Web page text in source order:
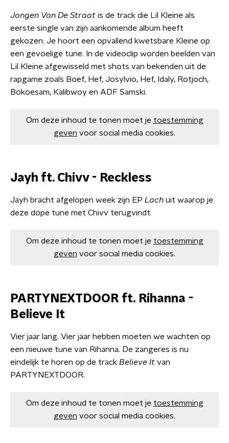
Jongen Van De Straat is de track die Lil Kleine als
eerste single van zijn aankomende album heeft
gekozen. Je hoort een opvallend kwetsbare Kleine op
een gevoelige tune. In de videoclip worden beelden van
Lil Kleine afgewisseld met shots van bekenden uit de
rapgame zoals Boef, Hef, Josylvio, Hef, Idaly, Rotjoch,
Bokoesam, Kalibwoy en ADF Samski.
Om deze inhoud te tonen moet je toestemming
geven voor social media cookies.
Jayh ft. Chivv - Reckless
Jayh bracht afgelopen week zijn EP Lach uit waarop je
deze dope tune met Chivv terugvindt.
Om deze inhoud te tonen moet je toestemming
geven voor social media cookies.
PARTYNEXTDOOR ft. Rihanna -
Believe It
Vier jaar lang. Vier jaar hebben moeten we wachten op
een nieuwe tune van Rihanna. De zangeres is nu
eindelijk te horen op de track Believe It van
PARTYNEXTDOOR.
Om deze inhoud te tonen moet je toestemming
geven voor social media cookies.